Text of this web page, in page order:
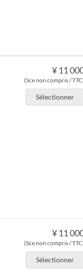
¥ 11
(Sce non compris /
Sélectionner
¥ 11
(Sce non compris /
Sélectionner